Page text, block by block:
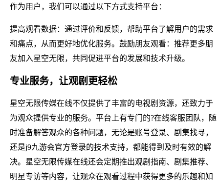
作为用户，我们可以通过以下方式支持平台：
提高观看数据：通过评价和反馈，帮助平台了解用户的需求
和痛点，从而更好地优化服务。鼓励朋友观看：推荐更多朋
友加入星空无限，共同促进平台的发展和技术升级。
专业服务，让观剧更轻松
星空无限传媒在线不仅提供了丰富的电视剧资源，还致力于
为观众提供专业的服务。平台上有专门的?在线客服团队，随
时准备解答观众的各种问题，无论是账号登录、剧集找寻，
还是j9九游会官方登录的技术支持，都能得到及时有效的解
决。星空无限传媒在线还会定期推出观剧指南、剧集推荐、
明星专访等内容，让观众在观看过程中获得更多的乐趣和知